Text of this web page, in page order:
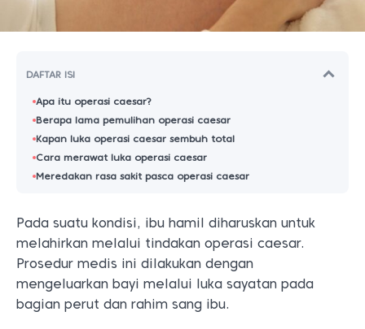
DAFTAR ISI
Apa itu operasi caesar?
Berapa lama pemulihan operasi caesar
Kapan luka operasi caesar sembuh total
Cara merawat luka operasi caesar
Meredakan rasa sakit pasca operasi caesar
Pada suatu kondisi, ibu hamil diharuskan untuk
melahirkan melalui tindakan operasi caesar.
Prosedur medis ini dilakukan dengan
mengeluarkan bayi melalui luka sayatan pada
bagian perut dan rahim sang ibu.